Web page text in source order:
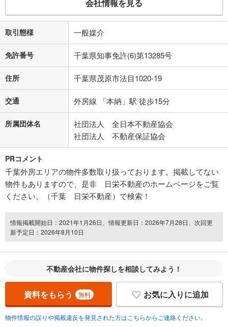
会社情報を見る
取引態様 一般媒介
免許番号 千葉県知事免許(6)第13285号
住所 千葉県茂原市法目1020-19
交通 外房線 「本納」駅 徒歩15分
所属団体名
社団法人 全日本不動産協会
社団法人 不動産保証協会
PRコメント
千葉外房エリアの物件多数取り扱っております。掲載してない
物件もありますので、是非 日栄不動産のホームページをご覧
ください。（千葉 日栄不動産）で検索！
情報掲載開始日：2021年1月26日、情報更新日：2026年7月28日、次回更
新予定日：2026年8月10日
不動産会社に物件探しを相談してみよう！
資料をもらう 無料 お気に入りに追加
物件情報の誤りや掲載違反を発見された方はこちらからご連絡ください。